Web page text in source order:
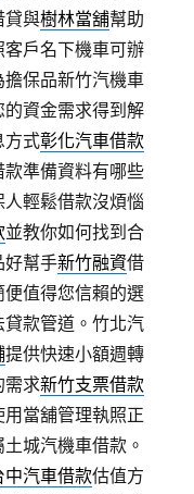
貸與樹林當舖幫助
戶名下機車可辦
保品新竹汽機車
的資金需求得到解
方式彰化汽車借款
準備資料有哪些
輕鬆借款沒煩惱
並教你如何找到合
好幫手新竹融資借
值得您信賴的選
款管道。竹北汽
提供快速小額週轉
需求新竹支票借款
當舖管理執照正
城汽機車借款。
中汽車借款估值方